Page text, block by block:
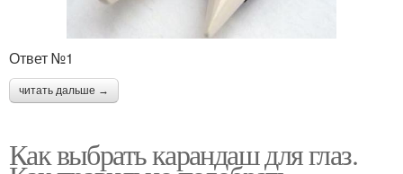
Ответ №1
читать дальше →
Как выбрать карандаш для глаз.